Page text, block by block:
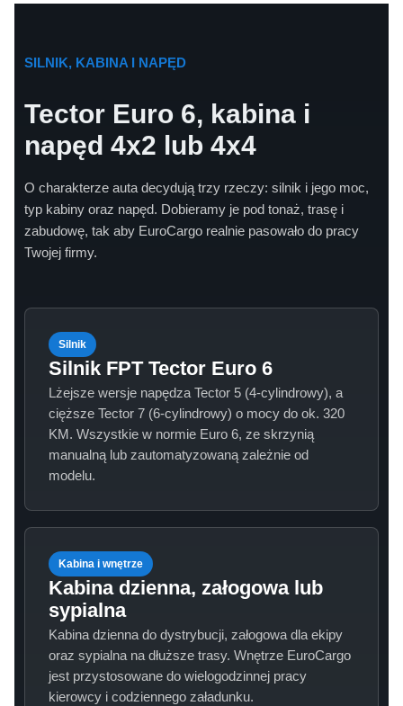
SILNIK, KABINA I NAPĘD
Tector Euro 6, kabina i
napęd 4x2 lub 4x4
O charakterze auta decydują trzy rzeczy: silnik i jego moc,
typ kabiny oraz napęd. Dobieramy je pod tonaż, trasę i
zabudowę, tak aby EuroCargo realnie pasowało do pracy
Twojej firmy.
Silnik
Silnik FPT Tector Euro 6
Lżejsze wersje napędza Tector 5 (4-cylindrowy), a
cięższe Tector 7 (6-cylindrowy) o mocy do ok. 320
KM. Wszystkie w normie Euro 6, ze skrzynią
manualną lub zautomatyzowaną zależnie od
modelu.
Kabina i wnętrze
Kabina dzienna, załogowa lub
sypialna
Kabina dzienna do dystrybucji, załogowa dla ekipy
oraz sypialna na dłuższe trasy. Wnętrze EuroCargo
jest przystosowane do wielogodzinnej pracy
kierowcy i codziennego załadunku.